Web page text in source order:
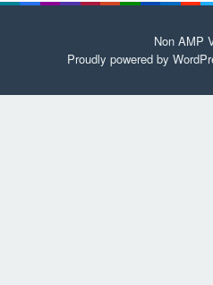
Non AMP
Proudly powered by